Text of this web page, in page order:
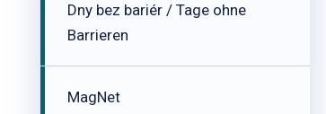
Dny bez bariér / Tage ohne
Barrieren
MagNet